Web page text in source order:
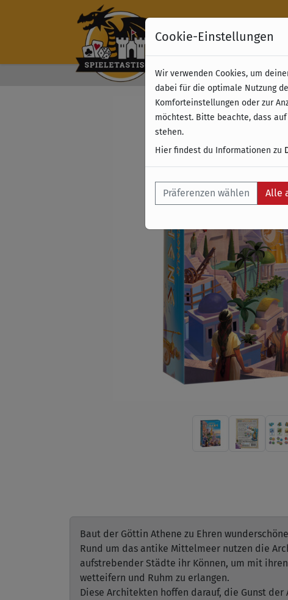
Kostenloser Versand &
Baut der Göttin Athene zu Ehren
Rund um das antike Mittelmeer nutzen die
aufstrebender Städte ihr Können, um mit
wetteifern und Ruhm zu erlangen.
Diese Architekten hoffen darauf, die Gunst der
Cookie-Einstellungen
Wir verwenden Cookies, um
dabei für die optimale Nutzung
Komforteinstellungen oder zur
möchtest. Bitte beachte, dass
stehen.
Hier findest du Informationen zu
Präferenzen wählen Alle